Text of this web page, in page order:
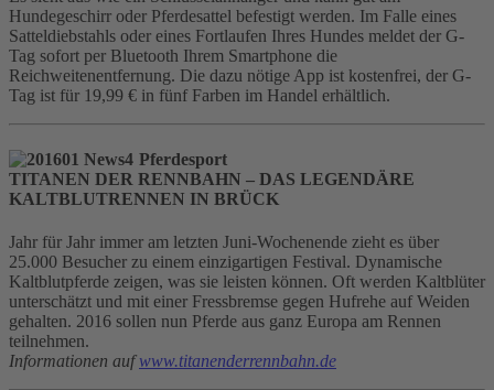
Hundegeschirr oder Pferdesattel befestigt werden. Im Falle eines
Satteldiebstahls oder eines Fortlaufen Ihres Hundes meldet der G-
Tag sofort per Bluetooth Ihrem Smartphone die
Reichweitenentfernung. Die dazu nötige App ist kostenfrei, der G-
Tag ist für 19,99 € in fünf Farben im Handel erhältlich.
Pferdesport
TITANEN DER RENNBAHN – DAS LEGENDÄRE
KALTBLUTRENNEN IN BRÜCK
Jahr für Jahr immer am letzten Juni-Wochenende zieht es über
25.000 Besucher zu einem einzigartigen Festival. Dynamische
Kaltblutpferde zeigen, was sie leisten können. Oft werden Kaltblüter
unterschätzt und mit einer Fressbremse gegen Hufrehe auf Weiden
gehalten. 2016 sollen nun Pferde aus ganz Europa am Rennen
teilnehmen.
Informationen aufwww.titanenderrennbahn.de